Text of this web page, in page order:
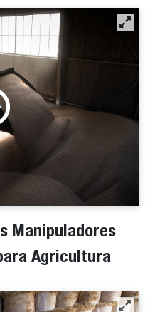
Manipuladores
Agricultura